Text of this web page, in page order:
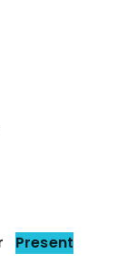
Present